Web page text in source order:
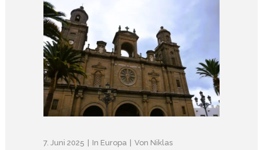
7. Juni 2025 In Europa Von Niklas